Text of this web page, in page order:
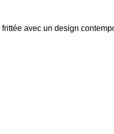
avec un design